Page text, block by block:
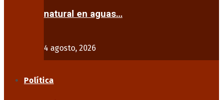
natural en aguas…
4 agosto, 2026
Política